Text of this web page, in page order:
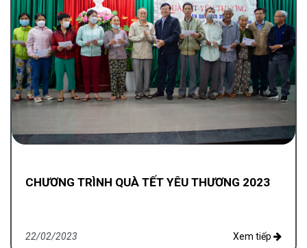
CHƯƠNG TRÌNH QUÀ TẾT YÊU THƯƠNG 2023
22/02/2023 Xem tiếp